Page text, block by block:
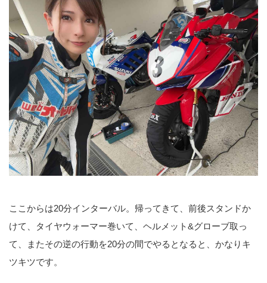
ここからは20分インターバル。帰ってきて、前後スタンドか
けて、タイヤウォーマー巻いて、ヘルメット&グローブ取っ
て、またその逆の行動を20分の間でやるとなると、かなりキ
ツキツです。